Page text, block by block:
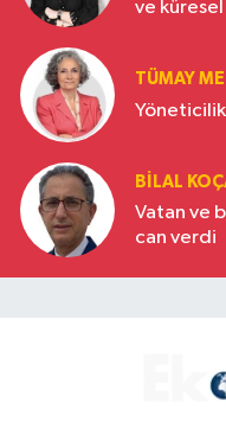
ve
TÜMAY
BILAL
Vatan ve
can verdi